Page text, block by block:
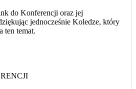
do Konferencji oraz jej
jednocześnie Koledze, który
ten temat.